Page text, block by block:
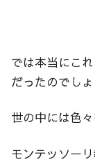
では本当にこ
だったのでしょ
世の中には色
モンテッソー